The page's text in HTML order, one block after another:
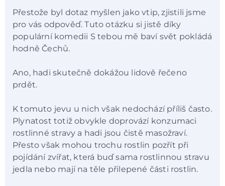
Přestože byl dotaz myšlen jako vtip, zjistili jsme
pro vás odpověď. Tuto otázku si jistě díky
populární komedii S tebou mě baví svět pokládá
hodně Čechů.
Ano, hadi skutečně dokážou lidově řečeno
prdět.
K tomuto jevu u nich však nedochází příliš často.
Plynatost totiž obvykle doprovází konzumaci
rostlinné stravy a hadi jsou čistě masožraví.
Přesto však mohou trochu rostlin pozřít při
pojídání zvířat, která buď sama rostlinnou stravu
jedla nebo mají na těle přilepené části rostlin.